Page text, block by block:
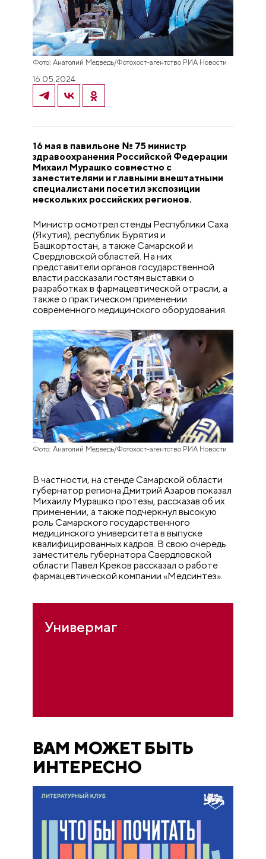
Фото: Анатолий Медведь/Фотохост-агентство РИА Новости
16.05.2024
16 мая в павильоне № 75 министр
здравоохранения Российской Федерации
Михаил Мурашко совместно с
заместителями и главными внештатными
специалистами посетил экспозиции
нескольких российских регионов.
Министр осмотрел стенды Республики Саха
(Якутия), республик Бурятия и
Башкортостан, а также Самарской и
Свердловской областей. На них
представители органов государственной
власти рассказали гостям выставки о
разработках в фармацевтической отрасли, а
также о практическом применении
современного медицинского оборудования.
Фото: Анатолий Медведь/Фотохост-агентство РИА Новости
В частности, на стенде Самарской области
губернатор региона Дмитрий Азаров показал
Михаилу Мурашко протезы, рассказав об их
применении, а также подчеркнул высокую
роль Самарского государственного
медицинского университета в выпуске
квалифицированных кадров. В свою очередь
заместитель губернатора Свердловской
области Павел Креков рассказал о работе
фармацевтической компании «Медсинтез».
Универмаг
ВАМ МОЖЕТ БЫТЬ
ИНТЕРЕСНО